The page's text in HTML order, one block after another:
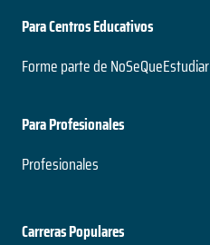
Para Centros Educativos
Forme parte de NoSeQueEstudiar
Para Profesionales
Profesionales
Carreras Populares